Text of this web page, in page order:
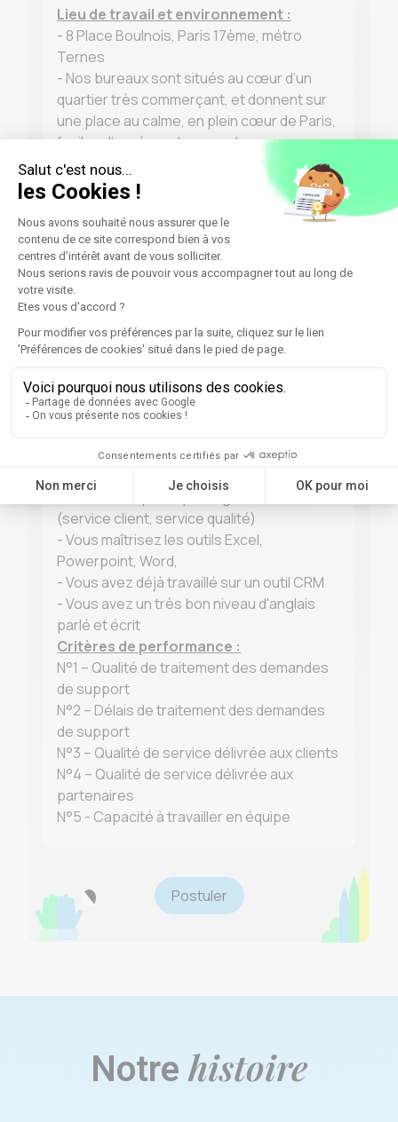
Lieu de travail et environnement :
- 8 Place Boulnois, Paris 17ème, métro
Ternes
- Nos bureaux sont situés au cœur d’un
quartier très commerçant, et donnent sur
une place au calme, en plein cœur de Paris,
faciles d’accès en transport en commun
Date de début prévue : Dès que possible
Profil recherché
Votre profil
- Vous êtes autonome, organisé, réactif,
vous avez une forte sensibilité à la relation
clients.
sourire
- Idéalement, vous justifiez d'une
- Vous maitrisez l'orthographe
Vos compétences
- Accueil téléphonique et gestion de tickets
(service client, service qualité)
- Vous maîtrisez les outils Excel,
Powerpoint, Word,
- Vous avez déjà travaillé sur un outil CRM
- Vous avez un très bon niveau d'anglais
parlé et écrit
Critères de performance :
N°1 – Qualité de traitement des demandes
de support
N°2 – Délais de traitement des demandes
de support
N°3 – Qualité de service délivrée aux clients
N°4 – Qualité de service délivrée aux
partenaires
N°5 - Capacité à travailler en équipe
Postuler
Notrehistoire